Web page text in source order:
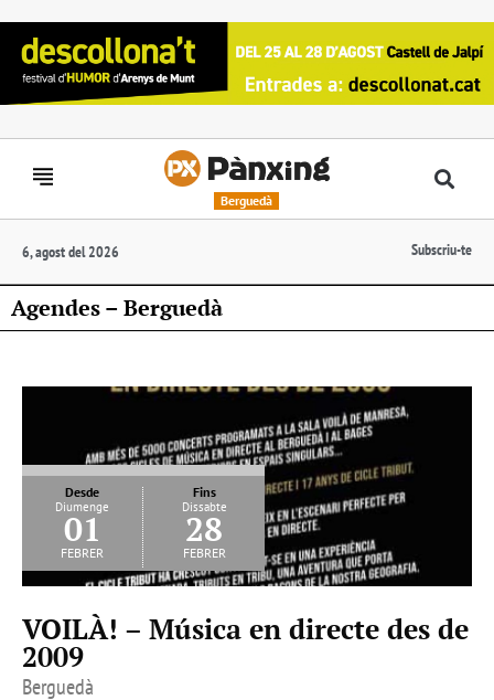
Berguedà
6, agost del 2026 Subscriu-te
Agendes – Berguedà
Desde
Diumenge
01
febrer
Fins
Dissabte
28
febrer
VOILÀ! – Música en directe des de
2009
Berguedà